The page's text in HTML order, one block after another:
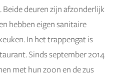
deuren zijn afzonderlijk
hebben eigen sanitaire
In het trappengat is
Sinds september 2014
met hun zoon en de zus